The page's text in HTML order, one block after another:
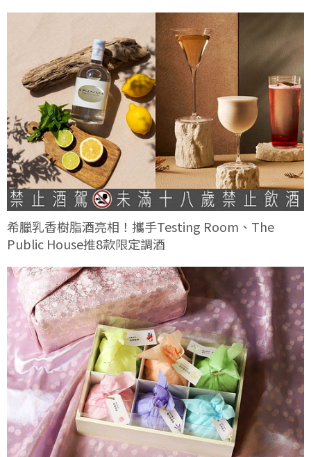
希臘乳香樹脂酒亮相！攜手Testing Room、The
Public House推8款限定調酒